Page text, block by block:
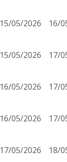
15/05/2026 16/
15/05/2026 17/
16/05/2026 17/
16/05/2026 17/
17/05/2026 18/